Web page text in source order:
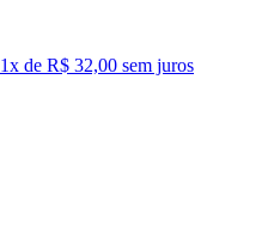
1x de R$ 32,00 sem juros